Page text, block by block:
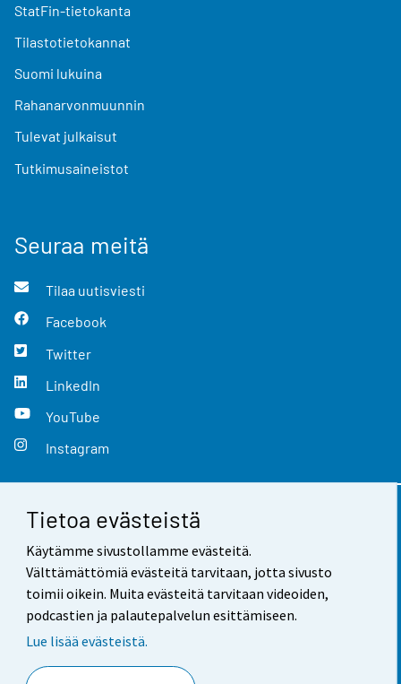
Tietoa evästeistä
Käytämme sivustollamme evästeitä.
Välttämättömiä evästeitä tarvitaan, jotta sivusto
toimii oikein. Muita evästeitä tarvitaan videoiden,
podcastien ja palautepalvelun esittämiseen.
Lue lisää evästeistä.
StatFin-tietokanta
Tilastotietokannat
Suomi lukuina
Rahanarvonmuunnin
Tulevat julkaisut
Tutkimusaineistot
Seuraa meitä
Tilaa uutisviesti
Facebook
Twitter
LinkedIn
YouTube
Instagram
Yhteystiedot
Palaute
Käyttöehdot
Saavutettavuus